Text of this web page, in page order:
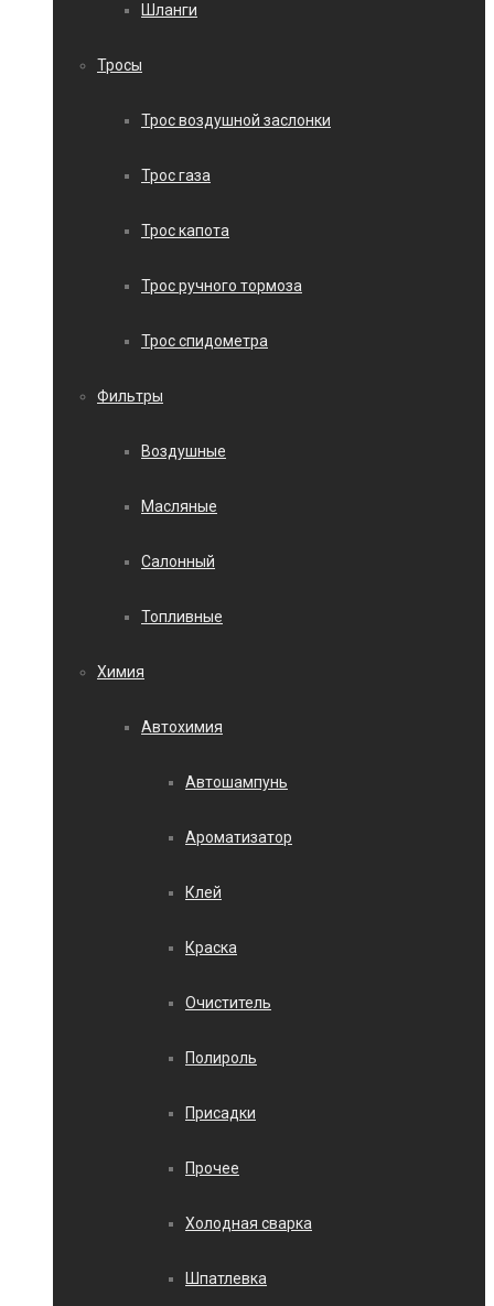
Шланги
Тросы
Трос воздушной заслонки
Трос газа
Трос капота
Трос ручного тормоза
Трос спидометра
Фильтры
Воздушные
Масляные
Салонный
Топливные
Химия
Автохимия
Автошампунь
Ароматизатор
Клей
Краска
Очиститель
Полироль
Присадки
Прочее
Холодная сварка
Шпатлевка